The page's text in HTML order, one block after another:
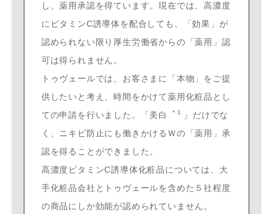
し、薬用承認を得ています。現在では、高濃度
にビタミンC誘導体を配合しても、「効果」が
認められない限り厚生労働省からの「薬用」認
可は得られません。
トゥヴェールでは、お客さまに「本物」をご提
供したいと考え、時間をかけて薬用化粧品とし
ての申請を行いました。「美白
＊1
」だけでな
く、ニキビ防止にも働きかけるＷの「薬用」承
認を得ることができました。
高濃度ビタミンC誘導体化粧品については、大
手化粧品会社とトゥヴェールを含めた５社程度
の商品にしか効能が認められていません。